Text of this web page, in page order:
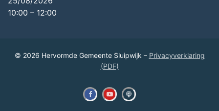
10:00 – 12:00
© 2026 Hervormde Gemeente Sluipwijk – Privacyverklaring
(PDF)